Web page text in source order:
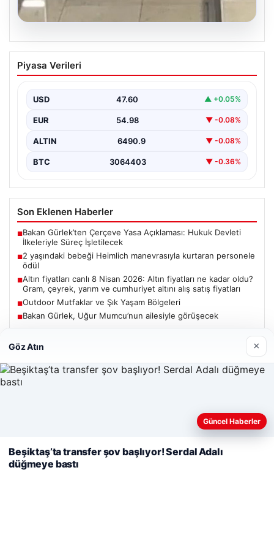
2 yaşındaki bebeği Heimlich
manevrasıyla kurtaran personele ödül
Bebeği Heimlich Manevrası ile Kurtaran Havalimanı
Personeline…
Piyasa Verileri
USD 47.60 ▲ +0.05%
EUR 54.98 ▼ -0.08%
ALTIN 6490.9 ▼ -0.08%
BTC 3064403 ▼ -0.36%
Son Eklenen Haberler
■Bakan Gürlek’ten Çerçeve Yasa Açıklaması: Hukuk Devleti
İlkeleriyle Süreç İşletilecek
■2 yaşındaki bebeği Heimlich manevrasıyla kurtaran personele
ödül
■Altın fiyatları canlı 8 Nisan 2026: Altın fiyatları ne kadar oldu?
Gram, çeyrek, yarım ve cumhuriyet altını alış satış fiyatları
■Outdoor Mutfaklar ve Şık Yaşam Bölgeleri
■Bakan Gürlek, Uğur Mumcu’nun ailesiyle görüşecek
Bakan Gürlek’ten Çerçeve Yasa Açıklaması: Hukuk Devleti
İlkeleriyle Süreç İşletilecek
Web sitemizi nasıl kullandığınızı daha iyi anlayabilmek,
kullanıyoruz.
Çerez Politikamız
Reddet
Göz Atın ×
Güncel Haberler
Beşiktaş’ta transfer şov başlıyor! Serdal Adalı
düğmeye bastı